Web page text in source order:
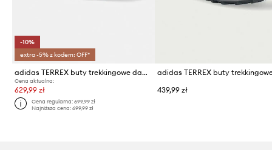
-10%
extra -5% z kodem: OFF*
adidas TERREX buty trekkingowe damskie Skychaser
Cena aktualna:
629,99 zł
Cena regularna:699,99 zł
Najniższa cena:699,99 zł
439,99 zł